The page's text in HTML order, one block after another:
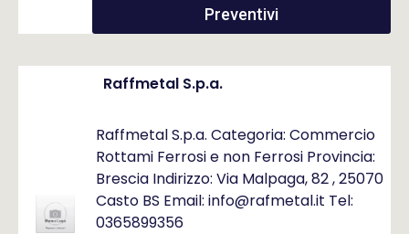
Preventivi
Raffmetal S.p.a.
Raffmetal S.p.a. Categoria: Commercio
Rottami Ferrosi e non Ferrosi Provincia:
Brescia Indirizzo: Via Malpaga, 82 , 25070
Casto BS Email: info@rafmetal.it Tel:
0365899356